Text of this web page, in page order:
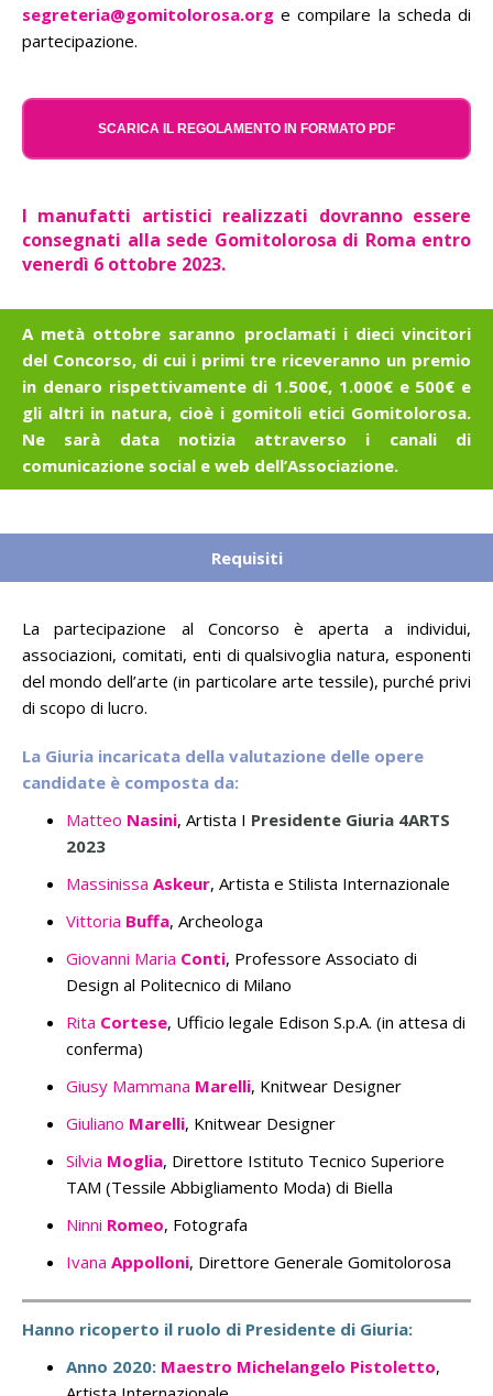
segreteria@gomitolorosa.org e compilare la scheda di
partecipazione.
SCARICA IL REGOLAMENTO IN FORMATO PDF
I manufatti artistici realizzati dovranno essere
consegnati alla sede Gomitolorosa di Roma entro
venerdì 6 ottobre 2023.
A metà ottobre saranno proclamati i dieci vincitori
del Concorso, di cui i primi tre riceveranno un premio
in denaro rispettivamente di 1.500€, 1.000€ e 500€ e
gli altri in natura, cioè i gomitoli etici Gomitolorosa.
Ne sarà data notizia attraverso i canali di
comunicazione social e web dell’Associazione.
Requisiti
La partecipazione al Concorso è aperta a individui,
associazioni, comitati, enti di qualsivoglia natura, esponenti
del mondo dell’arte (in particolare arte tessile), purché privi
di scopo di lucro.
La Giuria incaricata della valutazione delle opere
candidate è composta da:
Matteo Nasini, Artista I Presidente Giuria 4ARTS
2023
Massinissa Askeur, Artista e Stilista Internazionale
Vittoria Buffa, Archeologa
Giovanni Maria Conti, Professore Associato di
Design al Politecnico di Milano
Rita Cortese, Ufficio legale Edison S.p.A. (in attesa di
conferma)
Giusy Mammana Marelli, Knitwear Designer
Giuliano Marelli, Knitwear Designer
Silvia Moglia, Direttore Istituto Tecnico Superiore
TAM (Tessile Abbigliamento Moda) di Biella
Ninni Romeo, Fotografa
Ivana Appolloni, Direttore Generale Gomitolorosa
Hanno ricoperto il ruolo di Presidente di Giuria:
Anno 2020: Maestro Michelangelo Pistoletto,